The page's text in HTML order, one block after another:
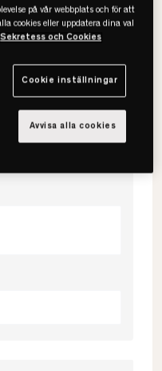
på vår webbplats och för att
cookies eller uppdatera dina val
Sekretess och Cookies
Cookie inställningar
Avvisa alla cookies